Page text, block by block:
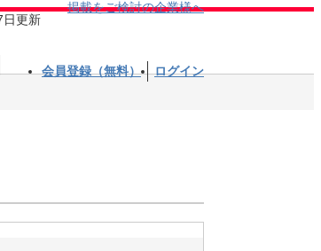
日更新
掲載をご検討の企業様へ
会員登録（無料） ログイン